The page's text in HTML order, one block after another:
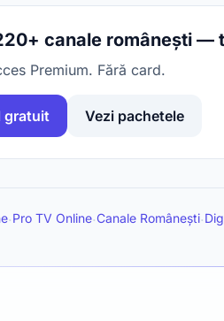
canale românești —
Premium. Fără card.
gratuit Vezi pachetele
·Pro TV Online·Canale Românești·